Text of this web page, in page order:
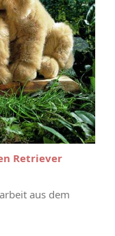
Retriever
aus dem